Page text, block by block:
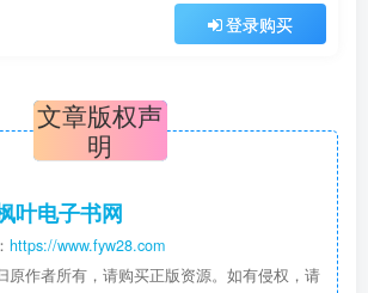
登录购买
文章版权声
明
叶电子书网
https://www.fyw28.com
原作者所有，请购买正版资源。如有侵权，请